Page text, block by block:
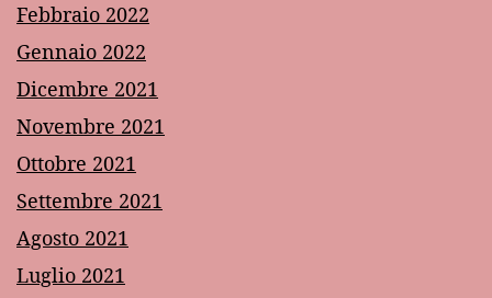
Febbraio 2022
Gennaio 2022
Dicembre 2021
Novembre 2021
Ottobre 2021
Settembre 2021
Agosto 2021
Luglio 2021